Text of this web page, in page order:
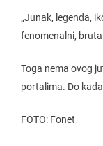
„Junak, legenda,
fenomenalni,
Toga nema ovog
portalima. Do
FOTO: Fonet